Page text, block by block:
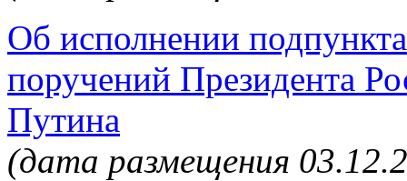
Об исполнении
поручений Президента
Путина
(дата размещения